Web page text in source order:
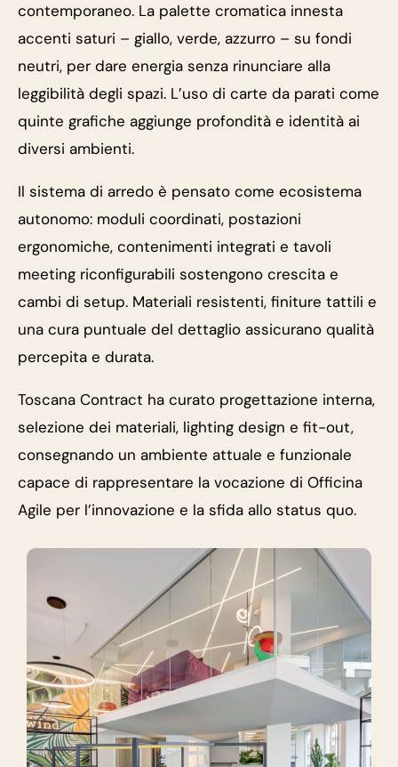
contemporaneo. La palette cromatica innesta
accenti saturi – giallo, verde, azzurro – su fondi
neutri, per dare energia senza rinunciare alla
leggibilità degli spazi. L’uso di carte da parati come
quinte grafiche aggiunge profondità e identità ai
diversi ambienti.
Il sistema di arredo è pensato come ecosistema
autonomo: moduli coordinati, postazioni
ergonomiche, contenimenti integrati e tavoli
meeting riconfigurabili sostengono crescita e
cambi di setup. Materiali resistenti, finiture tattili e
una cura puntuale del dettaglio assicurano qualità
percepita e durata.
Toscana Contract ha curato progettazione interna,
selezione dei materiali, lighting design e fit-out,
consegnando un ambiente attuale e funzionale
capace di rappresentare la vocazione di Officina
Agile per l’innovazione e la sfida allo status quo.